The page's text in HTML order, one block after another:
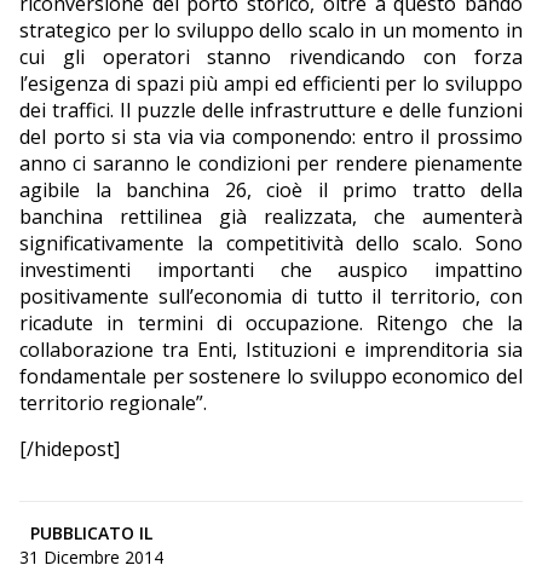
strategico per lo sviluppo dello scalo in un momento in
cui gli operatori stanno rivendicando con forza
l’esigenza di spazi più ampi ed efficienti per lo sviluppo
dei traffici. Il puzzle delle infrastrutture e delle funzioni
del porto si sta via via componendo: entro il prossimo
anno ci saranno le condizioni per rendere pienamente
agibile la banchina 26, cioè il primo tratto della
banchina rettilinea già realizzata, che aumenterà
significativamente la competitività dello scalo. Sono
investimenti importanti che auspico impattino
positivamente sull’economia di tutto il territorio, con
ricadute in termini di occupazione. Ritengo che la
collaborazione tra Enti, Istituzioni e imprenditoria sia
fondamentale per sostenere lo sviluppo economico del
territorio regionale”.
[/hidepost]
PUBBLICATO IL
31 Dicembre 2014